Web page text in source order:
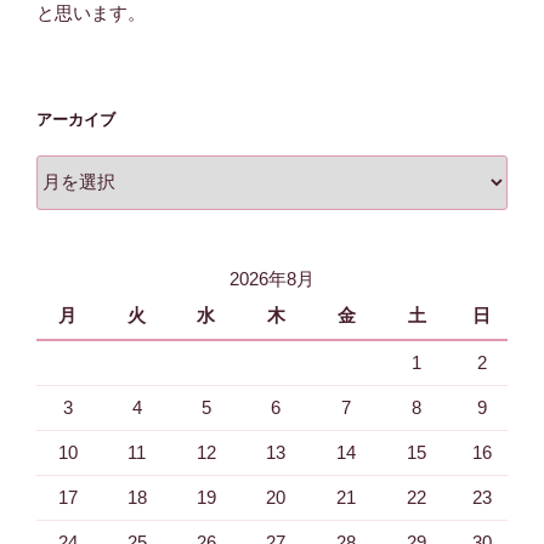
と思います。
アーカイブ
ー
2026年8月
月
火 水 木 金 土 日
1 2
3 4 5 6 7 8 9
10 11 12 13 14 15 16
17 18 19 20 21 22 23